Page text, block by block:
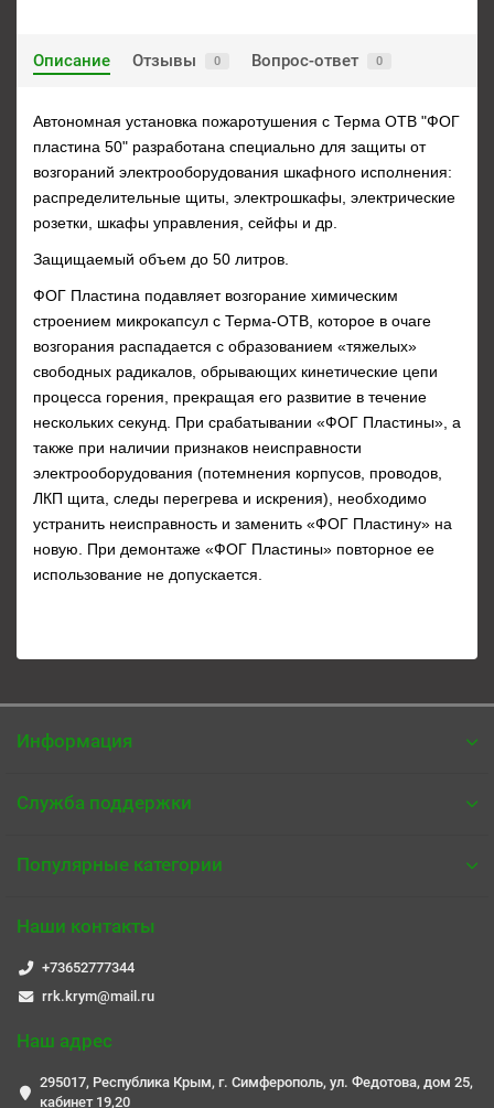
Описание Отзывы 0 Вопрос-ответ 0
Автономная установка пожаротушения с Терма ОТВ "ФОГ
пластина 50" разработана специально для защиты от
возгораний электрооборудования шкафного исполнения:
распределительные щиты, электрошкафы, электрические
розетки, шкафы управления, сейфы и др.
Защищаемый объем до 50 литров.
ФОГ Пластина подавляет возгорание химическим
строением микрокапсул с Терма-ОТВ, которое в очаге
возгорания распадается с образованием «тяжелых»
свободных радикалов, обрывающих кинетические цепи
процесса горения, прекращая его развитие в течение
нескольких секунд. При срабатывании «ФОГ Пластины», а
также при наличии признаков неисправности
электрооборудования (потемнения корпусов, проводов,
ЛКП щита, следы перегрева и искрения), необходимо
устранить неисправность и заменить «ФОГ Пластину» на
новую. При демонтаже «ФОГ Пластины» повторное ее
использование не допускается.
Информация
Служба поддержки
Популярные категории
Наши контакты
+73652777344
rrk.krym@mail.ru
Наш адрес
295017, Республика Крым, г. Симферополь, ул. Федотова, дом 25,
кабинет 19,20